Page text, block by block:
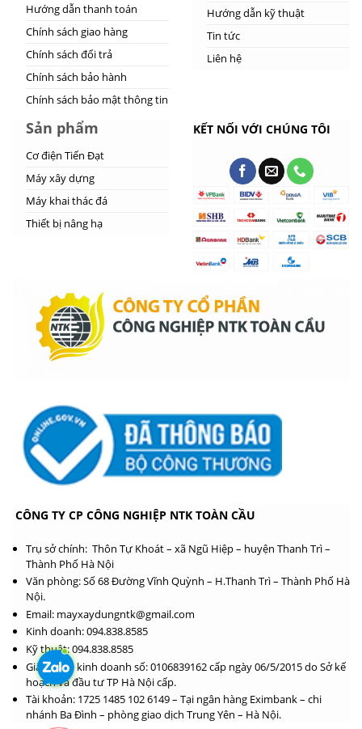
Hướng dẫn thanh toán
Chính sách giao hàng
Chính sách đổi trả
Chính sách bảo hành
Chính sách bảo mật thông tin
Hướng dẫn kỹ thuật
Tin tức
Liên hệ
Sản phẩm
Cơ điện Tiến Đạt
Máy xây dựng
Máy khai thác đá
Thiết bị nâng hạ
KẾT NỐI VỚI CHÚNG TÔI
CÔNG TY CP CÔNG NGHIỆP NTK TOÀN CẦU
Trụ sở chính: Thôn Tự Khoát – xã Ngũ Hiệp – huyện Thanh Trì –
Thành Phố Hà Nội
Văn phòng: Số 68 Đường Vĩnh Quỳnh – H.Thanh Trì – Thành Phố Hà
Nội.
Email: mayxaydungntk@gmail.com
Kinh doanh: 094.838.8585
Kỹ thuật: 094.838.8585
Giấy phép kinh doanh số: 0106839162 cấp ngày 06/5/2015 do Sở kế
hoạch và đầu tư TP Hà Nội cấp.
Tài khoản: 1725 1485 102 6149 – Tại ngân hàng Eximbank – chi
nhánh Ba Đình – phòng giao dịch Trung Yên – Hà Nội.